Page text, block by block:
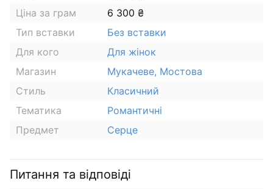
Ціна за грам
6 300 ₴
Тип вставки
Без вставки
Для кого
Для жінок
Магазин
Мукачеве, Мостова
Стиль
Класичний
Тематика
Романтичні
Предмет
Серце
Питання та відповіді